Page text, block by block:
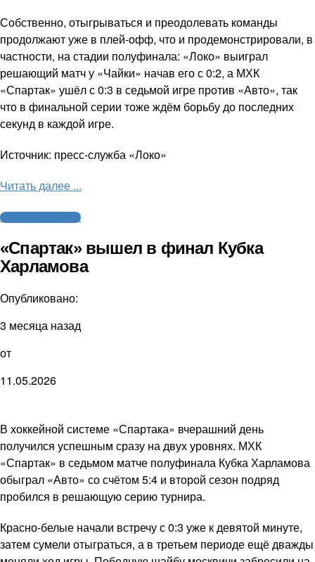
Собственно, отыгрываться и преодолевать команды
продолжают уже в плей-офф, что и продемонстрировали, в
частности, на стадии полуфинала: «Локо» выиграл
решающий матч у «Чайки» начав его с 0:2, а МХК
«Спартак» ушёл с 0:3 в седьмой игре против «Авто», так
что в финальной серии тоже ждём борьбу до последних
секунд в каждой игре.
Источник: пресс-служба «Локо»
Читать далее ...
Молодежный хоккей
«Спартак» вышел в финал Кубка
Харламова
Опубликовано:
3 месяца назад
от
11.05.2026
В хоккейной системе «Спартака» вчерашний день
получился успешным сразу на двух уровнях. МХК
«Спартак» в седьмом матче полуфинала Кубка Харламова
обыграл «Авто» со счётом 5:4 и второй сезон подряд
пробился в решающую серию турнира.
Красно-белые начали встречу с 0:3 уже к девятой минуте,
затем сумели отыграться, а в третьем периоде ещё дважды